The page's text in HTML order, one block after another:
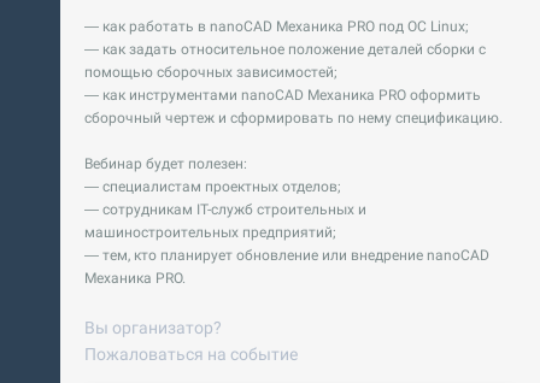
— как работать в nanoCAD Механика PRO под ОС Linux;
— как задать относительное положение деталей сборки с
помощью сборочных зависимостей;
— как инструментами nanoCAD Механика PRO оформить
сборочный чертеж и сформировать по нему спецификацию.
Вебинар будет полезен:
— специалистам проектных отделов;
— сотрудникам IT-служб строительных и
машиностроительных предприятий;
— тем, кто планирует обновление или внедрение nanoCAD
Механика PRO.
Вы организатор?
Пожаловаться на событие